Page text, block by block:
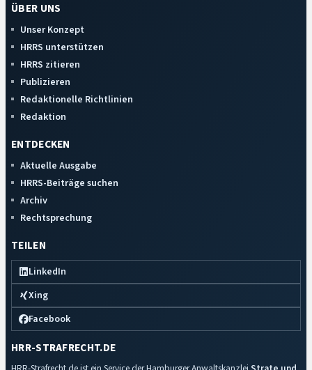
ÜBER UNS
Unser Konzept
HRRS unterstützen
HRRS zitieren
Publizieren
Redaktionelle Richtlinien
Redaktion
ENTDECKEN
Aktuelle Ausgabe
HRRS-Beiträge suchen
Archiv
Rechtsprechung
TEILEN
LinkedIn
Xing
Facebook
HRR-STRAFRECHT.DE